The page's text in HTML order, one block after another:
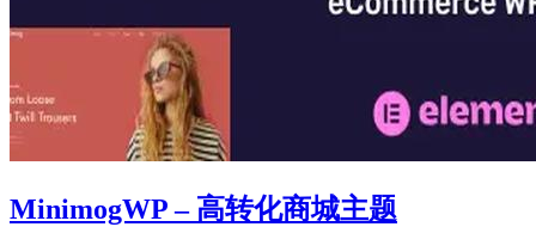
MinimogWP – 高转化商城主题